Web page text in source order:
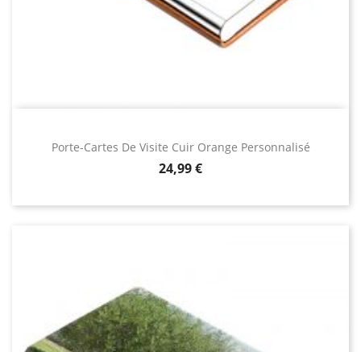
Porte-Cartes De Visite Cuir Orange Personnalisé
Prix
24,99 €